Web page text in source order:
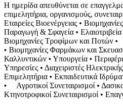
Η ημερίδα απευθύνεται σε
επιμελητήρια, οργανισμούς,
Εταιρείες Βιοενέργειας •
Παραγωγή & Σφαγεία •
Βιομηχανίες Τροφίμων και
• Βιομηχανίες Φαρμάκων και
Καλλυντικών • Υπουργεία •
Υπηρεσίες • Διαχειριστές
Επιμελητήρια • Εκπαιδευτικά
• Αγροτικοί Συνεταιρισμοί •
Κτηνοτροφικοί Συνεταιρισμοί •